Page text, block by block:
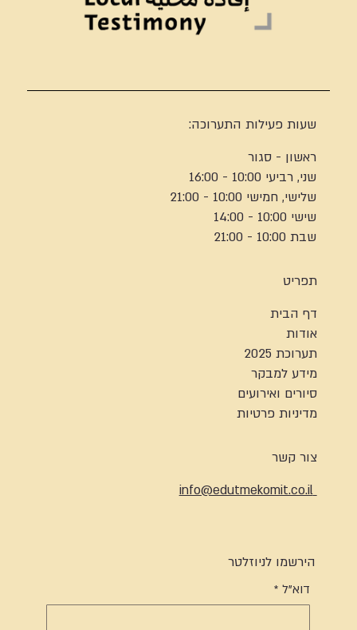
שעות פעילות התערוכה:
ראשון - סגור
שני, רביעי 10:00 - 16:00
שלישי, חמישי 10:00 - 21:00
שישי 10:00 - 14:00
שבת 10:00 - 21:00
תפריט
דף הבית
אודות
תערוכת 2025
מידע למבקר
סיורים ואירועים
מדיניות פרטיות
צור קשר
info@edutmekomit.co.il
הירשמו לניוזלטר
דוא"ל *